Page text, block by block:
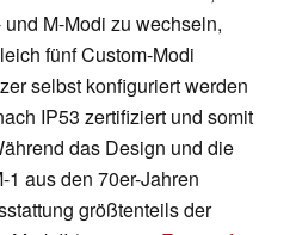
M-Modi zu wechseln,
fünf Custom-Modi
selbst konfiguriert werden
IP53 zertifiziert und somit
das Design und die
aus den 70er-Jahren
größtenteils der